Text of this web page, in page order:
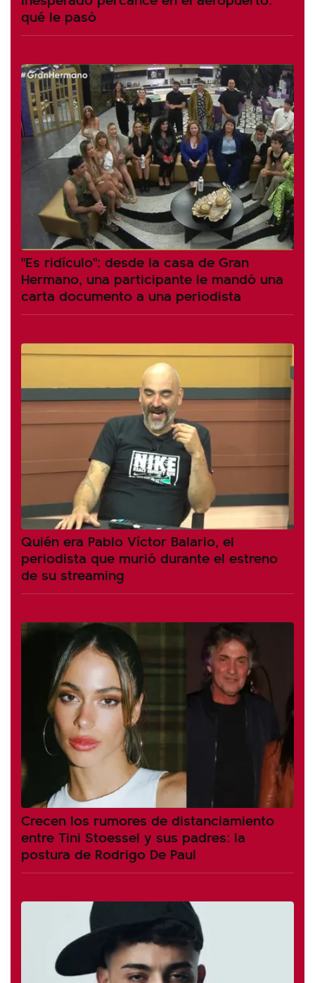
qué le pasó
"Es ridículo": desde la casa de Gran
Hermano, una participante le mandó una
carta documento a una periodista
Quién era Pablo Víctor Balario, el
periodista que murió durante el estreno
de su streaming
Crecen los rumores de distanciamiento
entre Tini Stoessel y sus padres: la
postura de Rodrigo De Paul